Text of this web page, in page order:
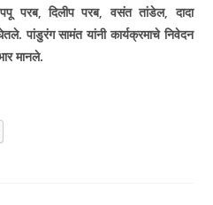
परब,दिलीप परब,वसंत तांडेल,दादा
पांडुरंग सामंत यांनी कार्यक्रमाचे निवेदन
मानले.